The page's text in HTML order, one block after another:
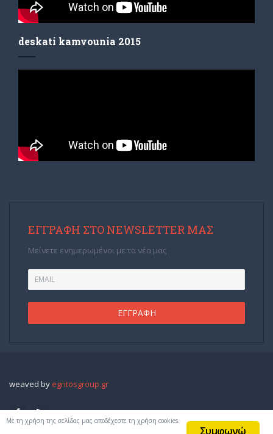
deskati kamvounia 2015
ΕΓΓΡΑΦΉ ΣΤΟ NEWSLETTER ΜΑΣ
Μείνετε ενημερωμένοι με τα νέα μας
weaved by egritosgroup.gr
Συμφωνώ
Με τη χρήση της σελίδας μας αποδέχεστε τη χρήση cookies.